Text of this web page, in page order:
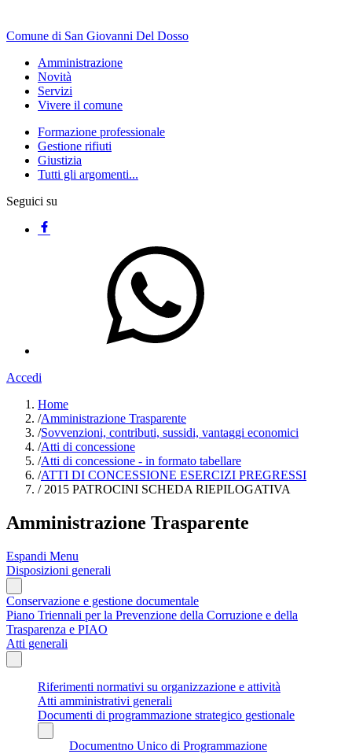
Comune di San Giovanni Del Dosso
Amministrazione
Novità
Servizi
Vivere il comune
Formazione professionale
Gestione rifiuti
Giustizia
Tutti gli argomenti...
Seguici su
Accedi
Home
/Amministrazione Trasparente
/Sovvenzioni, contributi, sussidi, vantaggi economici
/Atti di concessione
/Atti di concessione - in formato tabellare
/ATTI DI CONCESSIONE ESERCIZI PREGRESSI
/2015 PATROCINI SCHEDA RIEPILOGATIVA
Amministrazione Trasparente
Espandi Menu
Disposizioni generali
Conservazione e gestione documentale
Piano Triennali per la Prevenzione della Corruzione e della
Trasparenza e PIAO
Atti generali
Riferimenti normativi su organizzazione e attività
Atti amministrativi generali
Documenti di programmazione strategico gestionale
Documentno Unico di Programmazione